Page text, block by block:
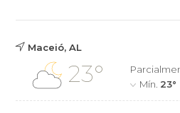
Maceió, AL
23°
Mín. 23°